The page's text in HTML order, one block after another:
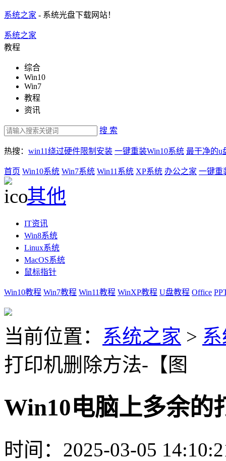
系统之家 - 系统光盘下载网站！
系统之家
教程
综合
Win10
Win7
教程
资讯
搜 索
热搜： win11绕过硬件限制安装 一键重装Win10系统 最干净的u
首页 Win10系统 Win7系统 Win11系统 XP系统 办公之家 一键重
其他
IT资讯
Win8系统
Linux系统
MacOS系统
鼠标指针
Win10教程 Win7教程 Win11教程 WinXP教程 U盘教程 Office
当前位置： 系统之家 >
打印机删除方法-【图
Win10电脑上多余的
时间：2025-03-05